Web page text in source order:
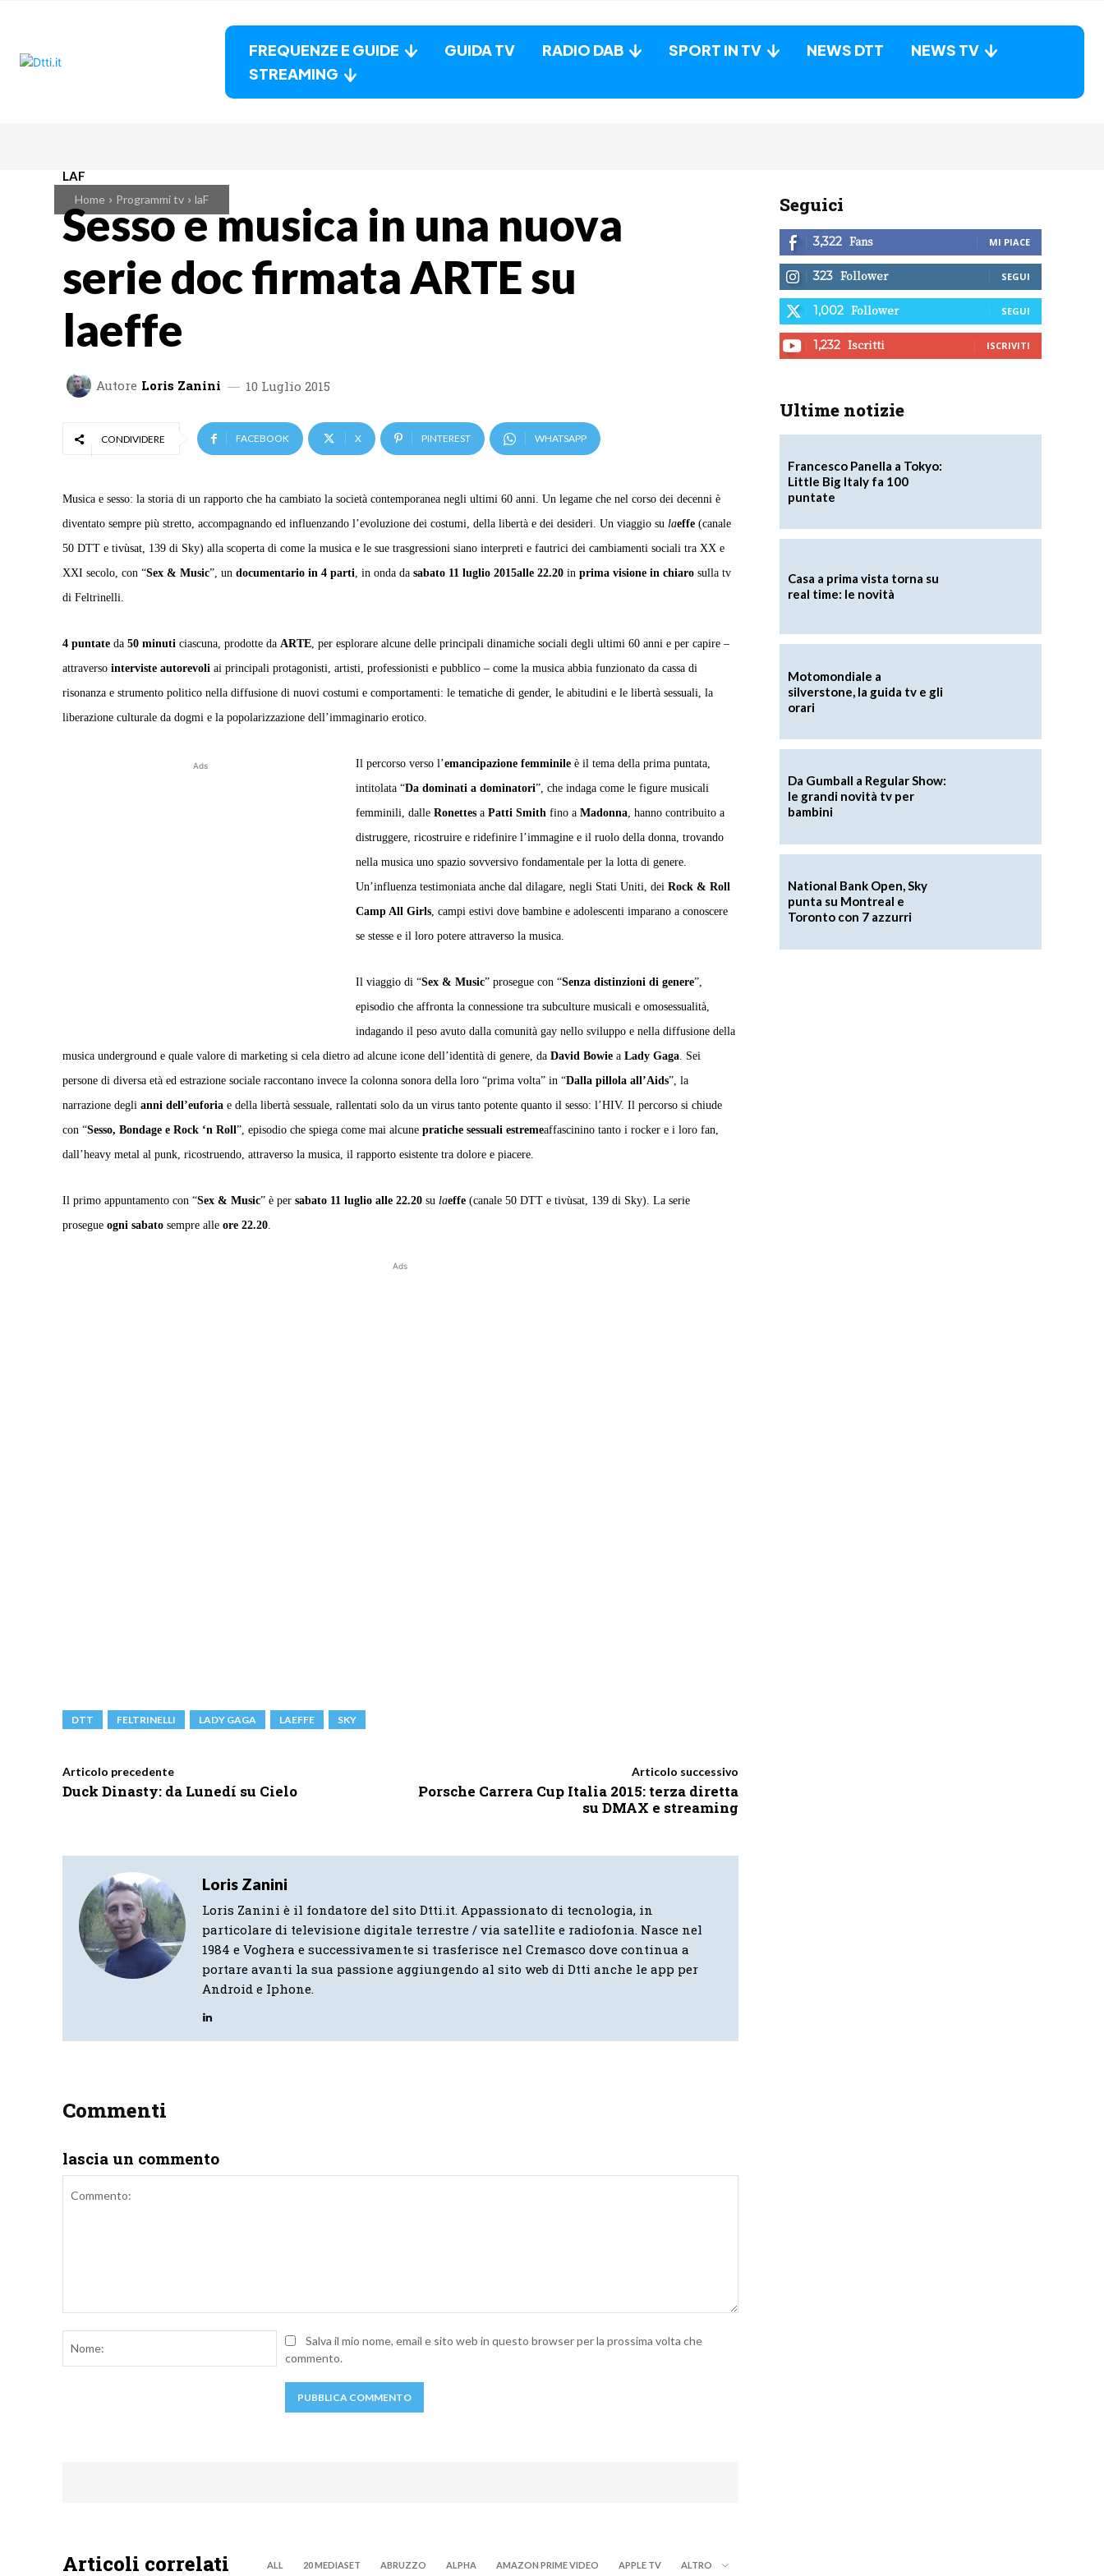
FREQUENZE E GUIDE GUIDA TV RADIO DAB SPORT IN TV NEWS DTT
NEWS TV
STREAMING
Home Programmi tv laF
LAF
Sesso e musica in una nuova
serie doc firmata ARTE su
laeffe
Autore Loris Zanini 10 Luglio 2015
CONDIVIDERE FACEBOOK X PINTEREST WHATSAPP
Musica e sesso: la storia di un rapporto che ha cambiato la società contemporanea negli ultimi 60 anni. Un legame che nel corso dei decenni è
diventato sempre più stretto, accompagnando ed influenzando l’evoluzione dei costumi, della libertà e dei desideri. Un viaggio su laeffe (canale
50 DTT e tivùsat, 139 di Sky) alla scoperta di come la musica e le sue trasgressioni siano interpreti e fautrici dei cambiamenti sociali tra XX e
XXI secolo, con “Sex & Music”, un documentario in 4 parti, in onda da sabato 11 luglio 2015alle 22.20 in prima visione in chiaro sulla tv
di Feltrinelli.
4 puntate da 50 minuti ciascuna, prodotte da ARTE, per esplorare alcune delle principali dinamiche sociali degli ultimi 60 anni e per capire –
attraverso interviste autorevoli ai principali protagonisti, artisti, professionisti e pubblico – come la musica abbia funzionato da cassa di
risonanza e strumento politico nella diffusione di nuovi costumi e comportamenti: le tematiche di gender, le abitudini e le libertà sessuali, la
liberazione culturale da dogmi e la popolarizzazione dell’immaginario erotico.
Ads Il percorso verso l’emancipazione femminile è il tema della prima puntata,
intitolata “Da dominati a dominatori”, che indaga come le figure musicali
femminili, dalle Ronettes a Patti Smith fino a Madonna, hanno contribuito a
distruggere, ricostruire e ridefinire l’immagine e il ruolo della donna, trovando
nella musica uno spazio sovversivo fondamentale per la lotta di genere.
Un’influenza testimoniata anche dal dilagare, negli Stati Uniti, dei Rock & Roll
Camp All Girls, campi estivi dove bambine e adolescenti imparano a conoscere
se stesse e il loro potere attraverso la musica.
Il viaggio di “Sex & Music” prosegue con “Senza distinzioni di genere”,
episodio che affronta la connessione tra subculture musicali e omosessualità,
indagando il peso avuto dalla comunità gay nello sviluppo e nella diffusione della
musica underground e quale valore di marketing si cela dietro ad alcune icone dell’identità di genere, da David Bowie a Lady Gaga. Sei
persone di diversa età ed estrazione sociale raccontano invece la colonna sonora della loro “prima volta” in “Dalla pillola all’Aids”, la
narrazione degli anni dell’euforia e della libertà sessuale, rallentati solo da un virus tanto potente quanto il sesso: l’HIV. Il percorso si chiude
con “Sesso, Bondage e Rock ‘n Roll”, episodio che spiega come mai alcune pratiche sessuali estremeaffascinino tanto i rocker e i loro fan,
dall’heavy metal al punk, ricostruendo, attraverso la musica, il rapporto esistente tra dolore e piacere.
Il primo appuntamento con “Sex & Music” è per sabato 11 luglio alle 22.20 su laeffe (canale 50 DTT e tivùsat, 139 di Sky). La serie
prosegue ogni sabato sempre alle ore 22.20.
Ads
DTT FELTRINELLI LADY GAGA LAEFFE SKY
Articolo precedente
Duck Dinasty: da Lunedí su Cielo
Articolo successivo
Porsche Carrera Cup Italia 2015: terza diretta
su DMAX e streaming
Loris Zanini
Loris Zanini è il fondatore del sito Dtti.it. Appassionato di tecnologia, in
particolare di televisione digitale terrestre / via satellite e radiofonia. Nasce nel
1984 e Voghera e successivamente si trasferisce nel Cremasco dove continua a
portare avanti la sua passione aggiungendo al sito web di Dtti anche le app per
Android e Iphone.
Commenti
lascia un commento
Nome:Salva il mio nome, email e sito web in questo browser per la prossima volta che
commento.
Articoli correlati ALL 20 MEDIASET ABRUZZO ALPHA AMAZON PRIME VIDEO APPLE TV ALTRO
Seguici
3,322 Fans MI PIACE
323 Follower SEGUI
1,002 Follower SEGUI
1,232 Iscritti ISCRIVITI
Ultime notizie
Francesco Panella a Tokyo:
Little Big Italy fa 100
puntate
Casa a prima vista torna su
real time: le novità
Motomondiale a
silverstone, la guida tv e gli
orari
Da Gumball a Regular Show:
le grandi novità tv per
bambini
National Bank Open, Sky
punta su Montreal e
Toronto con 7 azzurri